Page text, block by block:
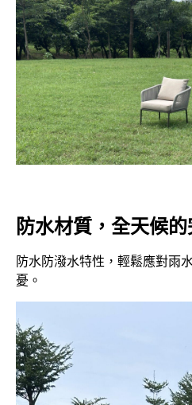
防水材質，全天候
防水防潑水特性，輕鬆應對雨
憂。